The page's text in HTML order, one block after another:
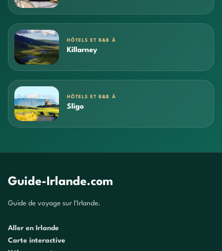
HÔTELS ET B&B À
Killarney
HÔTELS ET B&B À
Sligo
Guide-Irlande.com
Guide de voyage sur l'Irlande.
Aller en Irlande
Carte interactive